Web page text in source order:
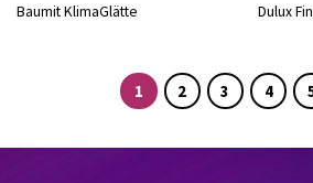
Baumit KlimaGlätte Dulux
1 2 3 4